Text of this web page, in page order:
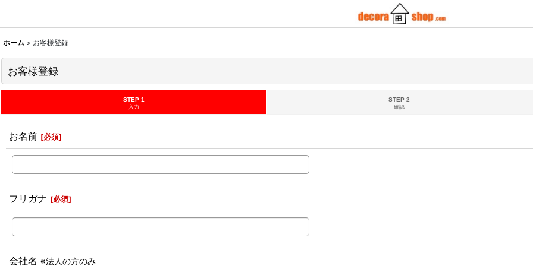
ホーム > お客様登録
お客様登録
STEP 1
入力
STEP 2
確認
お名前 [必須]
フリガナ [必須]
会社名 ※法人の方のみ